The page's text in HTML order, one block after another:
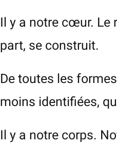
Il y a notre cœur. Le
part, se construit.
De toutes les
moins identifiées,
Il y a notre corps.